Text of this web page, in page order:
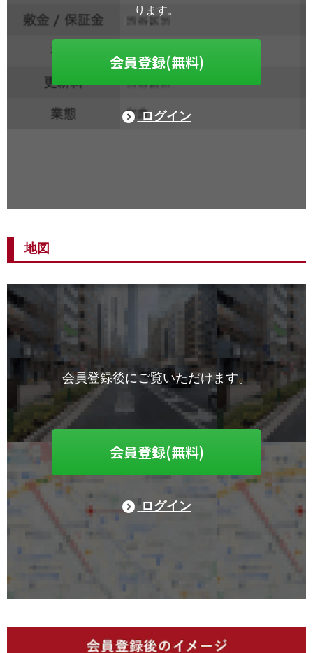
ります。
会員登録(無料)
ログイン
地図
会員登録後にご覧いただけます。
会員登録(無料)
ログイン